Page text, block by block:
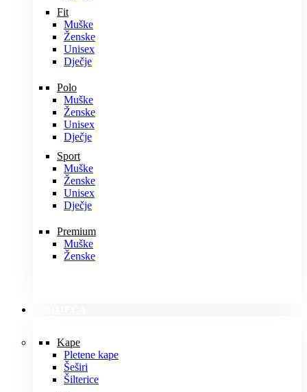
Fit
Muške
Ženske
Unisex
Dječje
Polo
Muške
Ženske
Unisex
Dječje
Sport
Muške
Ženske
Unisex
Dječje
Premium
Muške
Ženske
Kape
Pletene kape
Šeširi
Šilterice